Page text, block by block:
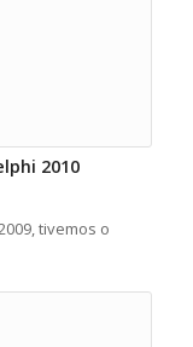
2010
tivemos o